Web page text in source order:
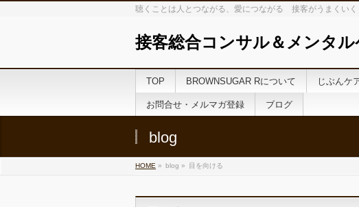
聴くことは人とつながる、愛につながる 接客がうまくい
接客総合コンサル＆メンタ
TOP BROWNSUGAR Rについて じぶんケ
お問合せ・メルマガ登録 ブログ
blog
HOME » blog » 目を向ける